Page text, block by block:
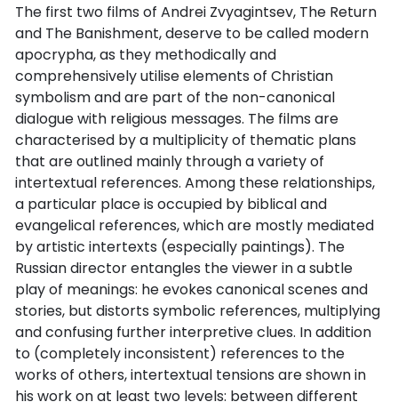
The first two films of Andrei Zvyagintsev, The Return
and The Banishment, deserve to be called modern
apocrypha, as they methodically and
comprehensively utilise elements of Christian
symbolism and are part of the non-canonical
dialogue with religious messages. The films are
characterised by a multiplicity of thematic plans
that are outlined mainly through a variety of
intertextual references. Among these relationships,
a particular place is occupied by biblical and
evangelical references, which are mostly mediated
by artistic intertexts (especially paintings). The
Russian director entangles the viewer in a subtle
play of meanings: he evokes canonical scenes and
stories, but distorts symbolic references, multiplying
and confusing further interpretive clues. In addition
to (completely inconsistent) references to the
works of others, intertextual tensions are shown in
his work on at least two levels: between different